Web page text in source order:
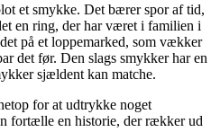
et smykke. Det bærer spor af tid,
en ring, der har været i familien i
på et loppemarked, som vækker
det før. Den slags smykker har en
sjældent kan matche.
for at udtrykke noget
fortælle en historie, der rækker ud